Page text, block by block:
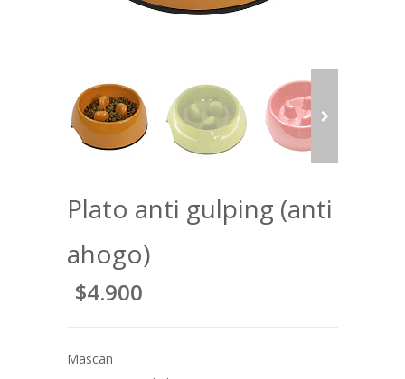
Plato anti gulping (anti
ahogo)
$4.900
Mascan